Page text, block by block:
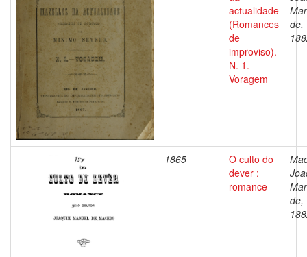
actualidade
(Romances
de
improviso).
N. 1.
Voragem
de,
1865
O culto do
dever :
romance
de,